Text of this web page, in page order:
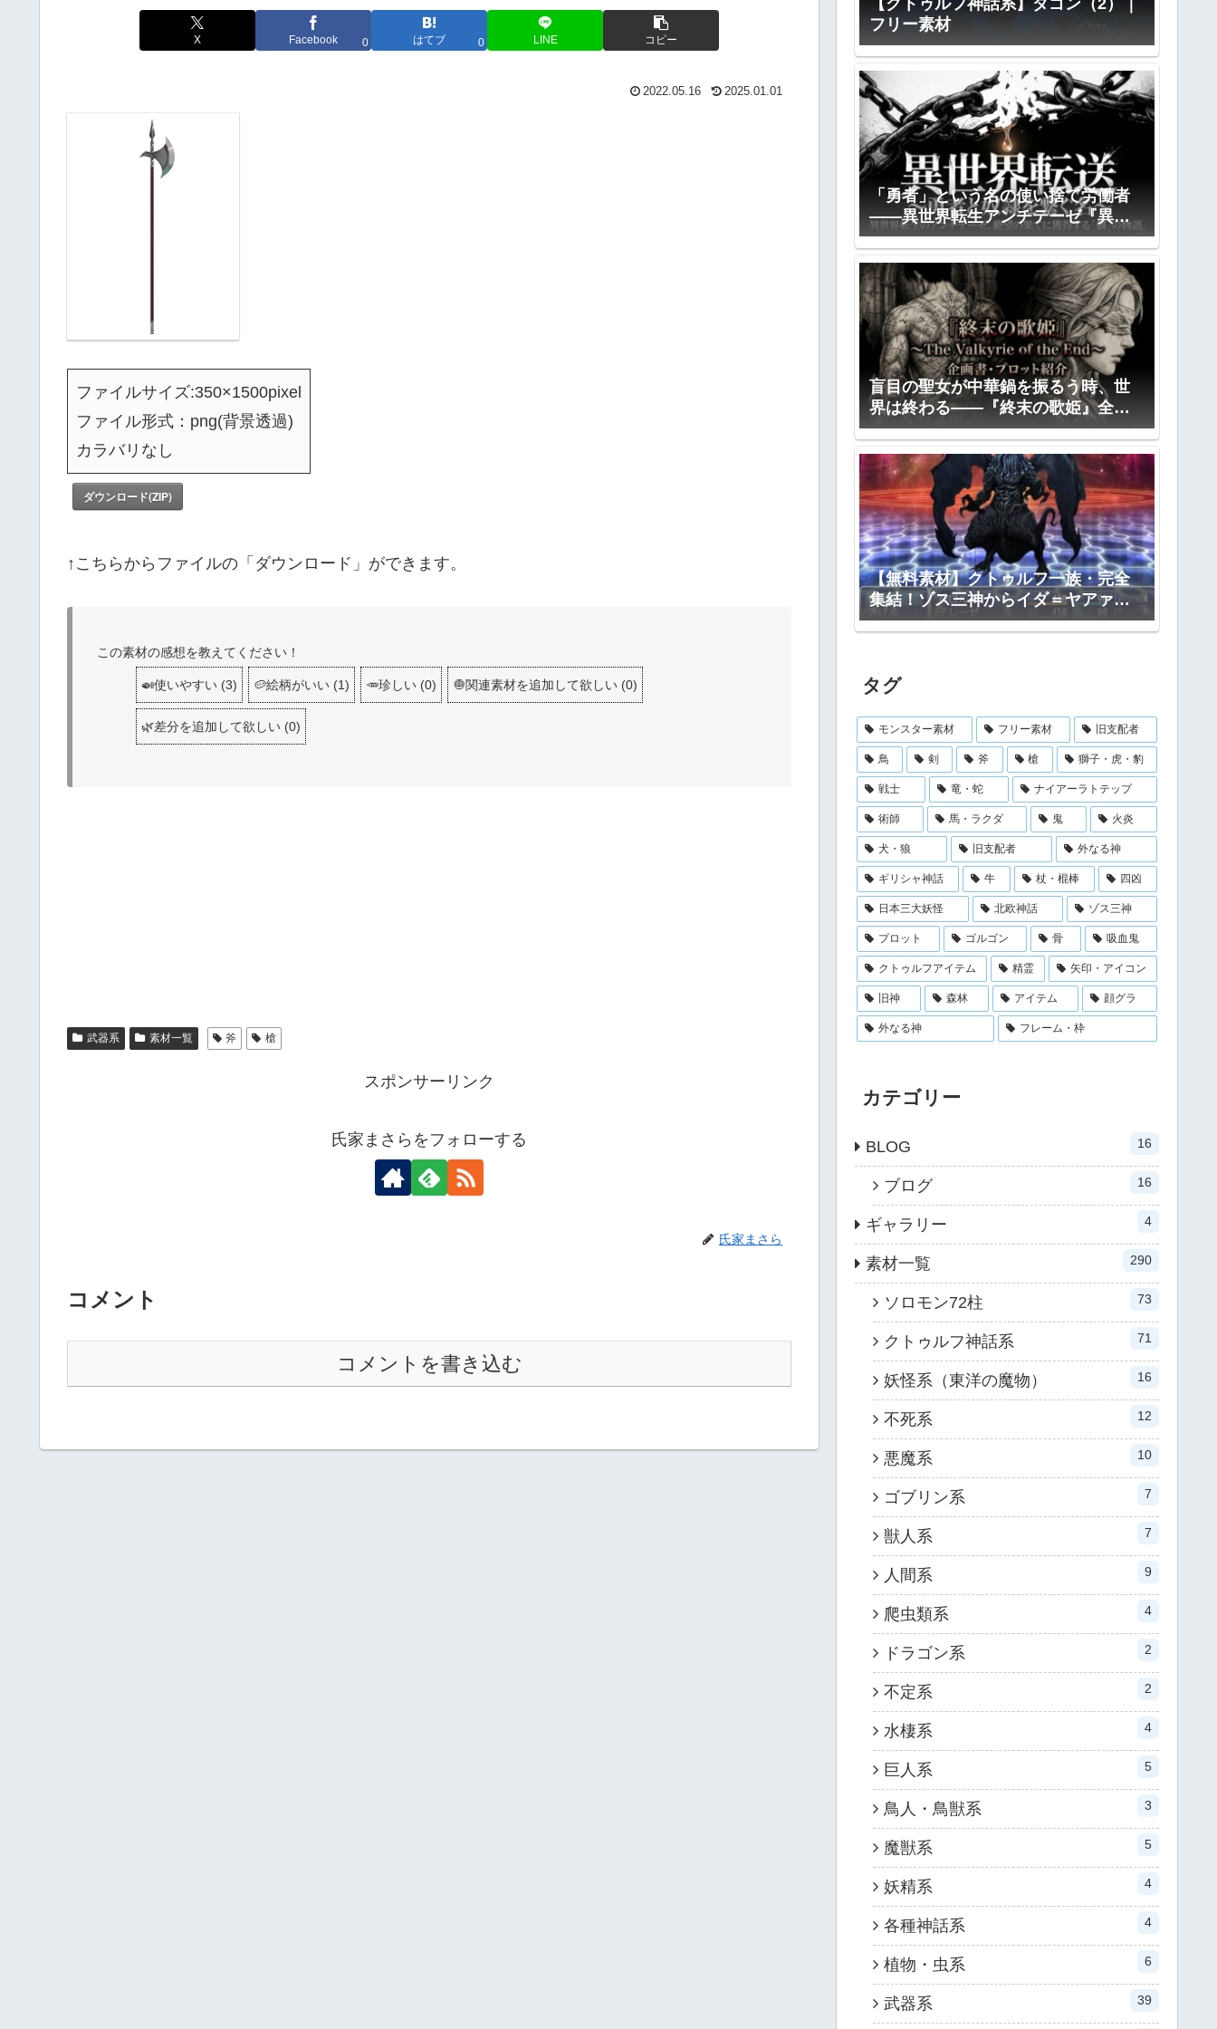
X Facebook 0 はてブ 0 LINE コピー
2022.05.16 2025.01.01
ファイルサイズ:350×1500pixel
ファイル形式：png(背景透過)
カラバリなし
ダウンロード(ZIP)
↑こちらからファイルの「ダウンロード」ができます。
この素材の感想を教えてください！
🍛使いやすい (3) 🥔絵柄がいい (1) 🥕珍しい (0) 🧅関連素材を追加して欲しい (0)
🌿差分を追加して欲しい (0)
武器系 素材一覧 斧 槍
スポンサーリンク
氏家まさらをフォローする
氏家まさら
コメント
コメントを書き込む
【クトゥルフ神話系】ダゴン（2）｜
フリー素材
「勇者」という名の使い捨て労働者
――異世界転生アンチテーゼ『異世
界転送』全プロット公開
盲目の聖女が中華鍋を振るう時、世
界は終わる――『終末の歌姫』全プ
ロット公開
【無料素材】クトゥルフ一族・完全
集結！ゾス三神からイダ＝ヤアァ、
インスマス面まで網羅｜RPGツクー
タグ
モンスター素材 フリー素材 旧支配者
鳥 剣 斧 槍 獅子・虎・豹
戦士 竜・蛇 ナイアーラトテップ
術師 馬・ラクダ 鬼 火炎
犬・狼 旧支配者 外なる神
ギリシャ神話 牛 杖・棍棒 四凶
日本三大妖怪 北欧神話 ゾス三神
プロット ゴルゴン 骨 吸血鬼
クトゥルフアイテム 精霊 矢印・アイコン
旧神 森林 アイテム 顔グラ
外なる神 フレーム・枠
カテゴリー
BLOG 16
ブログ 16
ギャラリー 4
素材一覧 290
ソロモン72柱 73
クトゥルフ神話系 71
妖怪系（東洋の魔物） 16
不死系 12
悪魔系 10
ゴブリン系 7
獣人系 7
人間系 9
爬虫類系 4
ドラゴン系 2
不定系 2
水棲系 4
巨人系 5
鳥人・鳥獣系 3
魔獣系 5
妖精系 4
各種神話系 4
植物・虫系 6
武器系 39